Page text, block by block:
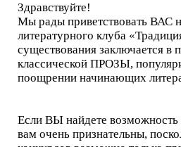
Здравствуйте!
Мы рады приветствовать ВАС
литературного клуба
существования заключается в
классической ПРОЗЫ,
поощрении начинающих
Если ВЫ найдете
вам очень признательны,